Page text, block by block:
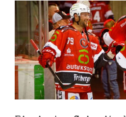
Zeige
grösseres
Bild